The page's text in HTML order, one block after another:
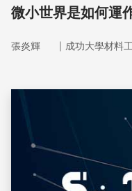
微小世界是如何運
張炎輝 ｜ 成功大學材料